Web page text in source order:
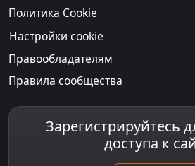
Политика Cookie
Настройки cookie
Правообладателям
Правила сообщества
Зарегистрируйтесь
доступа к